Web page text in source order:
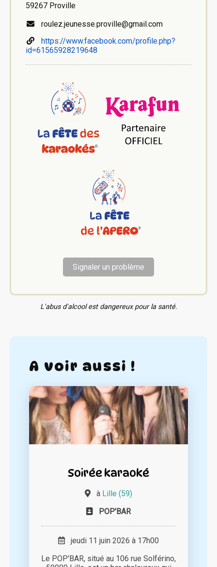
59267 Proville
roulez.jeunesse.proville@gmail.com
https://www.facebook.com/profile.php?
id=61565928219648
Signaler un problème
L'abus d'alcool est dangereux pour la santé.
A voir aussi !
Soirée karaoké
à Lille (59)
POP'BAR
jeudi 11 juin 2026 à 17h00
Le POP'BAR, situé au 106 rue Solférino,